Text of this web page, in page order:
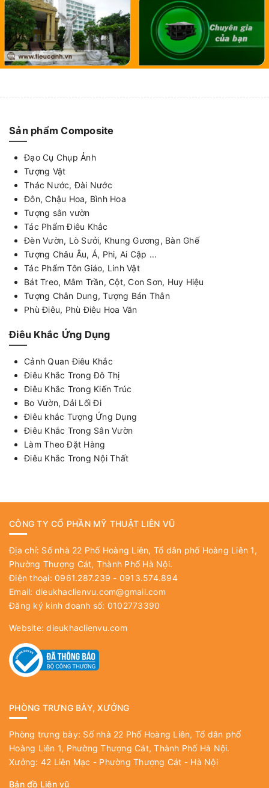
Sản phẩm Composite
Đạo Cụ Chụp Ảnh
Tượng Vật
Thác Nước, Đài Nước
Đôn, Chậu Hoa, Bình Hoa
Tượng sân vườn
Tác Phẩm Điêu Khắc
Đèn Vườn, Lò Sưởi, Khung Gương, Bàn Ghế
Tượng Châu Âu, Á, Phi, Ai Cập ...
Tác Phẩm Tôn Giáo, Linh Vật
Bát Treo, Mâm Trần, Cột, Con Sơn, Huy Hiệu
Tượng Chân Dung, Tượng Bán Thân
Phù Điêu, Phù Điêu Hoa Văn
Điêu Khắc Ứng Dụng
Cảnh Quan Điêu Khắc
Điêu Khắc Trong Đô Thị
Điêu Khắc Trong Kiến Trúc
Bo Vườn, Dải Lối Đi
Điêu khắc Tượng Ứng Dụng
Điêu Khắc Trong Sân Vườn
Làm Theo Đặt Hàng
Điêu Khắc Trong Nội Thất
CÔNG TY CỔ PHẦN MỸ THUẬT LIÊN VŨ
Địa chỉ: Số nhà 22 Phố Hoàng Liên, Tổ dân phố Hoàng Liên 1,
Phường Thượng Cát, Thành Phố Hà Nội.
Điện thoại: 0961.287.239 - 0913.574.894
Email: dieukhaclienvu.com@gmail.com
Đăng ký kinh doanh số: 0102773390
Website:dieukhaclienvu.com
PHÒNG TRƯNG BÀY, XƯỞNG
Phòng trưng bày: Số nhà 22 Phố Hoàng Liên, Tổ dân phố
Hoàng Liên 1, Phường Thượng Cát, Thành Phố Hà Nội.
Xưởng: 42 Liên Mạc - Phường Thượng Cát - Hà Nội
Bản đồ Liên vũ